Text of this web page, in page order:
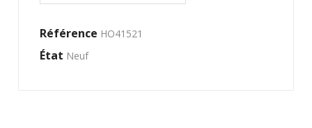
Référence HO41521
État Neuf